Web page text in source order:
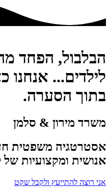
הבלבול, הפחד
לילדים... אנחנו
בתוך הסערה.​
משרד מירון & סלמן
אסטרטגיה משפטית
אנושית ומקצועיות של למעלה
אני רוצה להתייעץ ולקבל שקט